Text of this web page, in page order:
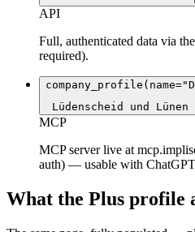
API
Full, authenticated data via
required).
Lüdenscheid und Lünen
MCP
MCP server live at
auth) — usable with
What the Plus profile